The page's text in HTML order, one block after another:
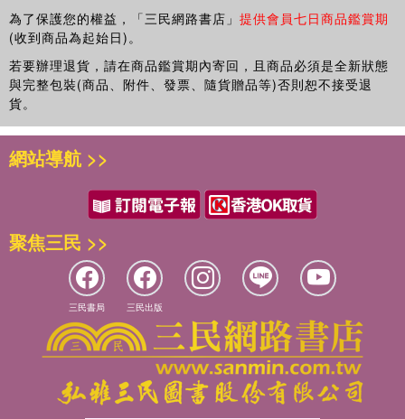
為了保護您的權益，「三民網路書店」 提供會員七日商品鑑賞期
(收到商品為起始日)。
若要辦理退貨，請在商品鑑賞期內寄回，且商品必須是全新狀態
與完整包裝(商品、附件、發票、隨貨贈品等)否則恕不接受退
貨。
網站導航 >>
聚焦三民 >>
三民書局 三民出版